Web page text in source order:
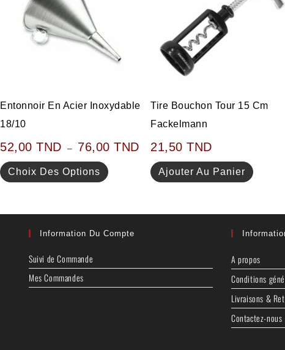
Entonnoir En Acier Inoxydable
18/10
52,00TND – 76,00TND
Choix Des Options
Tire Bouchon Tour 15 Cm
Fackelmann
21,50TND
Ajouter Au Panier
Information Du Compte
Suivi de Commande
Mes Commandes
A propos
Conditions
Livraisons &
Contactez-nous